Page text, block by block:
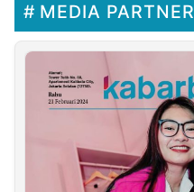
MEDIA PARTNER